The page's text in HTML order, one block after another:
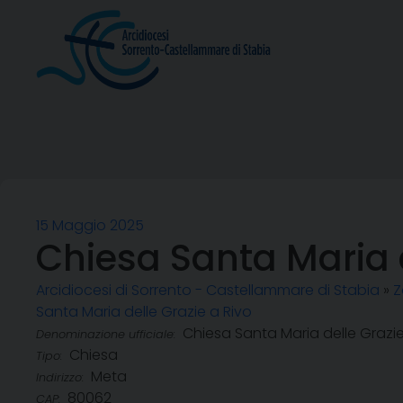
15 Maggio 2025
Chiesa Santa Maria
Arcidiocesi di Sorrento - Castellammare di Stabia »
Santa Maria delle Grazie a Rivo
Denominazione ufficiale: Chiesa Santa Maria delle
Tipo: Chiesa
Indirizzo: Meta
CAP: 80062